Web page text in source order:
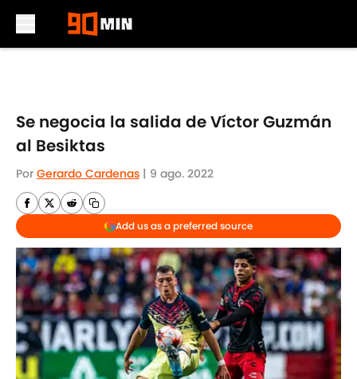
Se negocia la salida de Víctor Guzmán
al Besiktas
Por Gerardo Cardenas | 9 ago. 2022
Add us as a preferred source